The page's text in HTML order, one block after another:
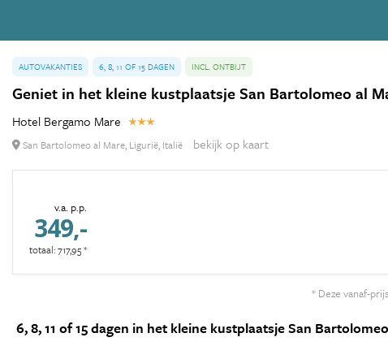
AUTOVAKANTIES 6, 8, 11 OF 15 DAGEN INCL. ONTBIJT
Geniet in het kleine kustplaatsje San Bartolomeo al
Hotel Bergamo Mare
San Bartolomeo al Mare, Ligurië, Italië bekijk op kaart
v.a. p.p.
349,-
totaal: 717,95 *
* Deze vanaf-
6, 8, 11 of 15 dagen in het kleine kustplaatsje San